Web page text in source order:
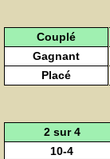
Couplé
Gagnant
Placé
2 sur 4
10-4